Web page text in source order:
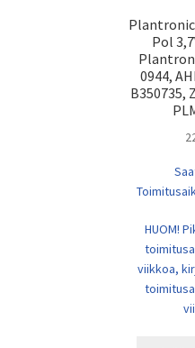
Pol
0944,
B350735,
HUOM!
viikkoa,